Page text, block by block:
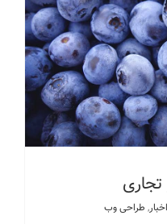
اخبار, طراحی وب